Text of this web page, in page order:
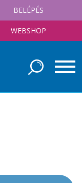
BELÉPÉS
WEBSHOP